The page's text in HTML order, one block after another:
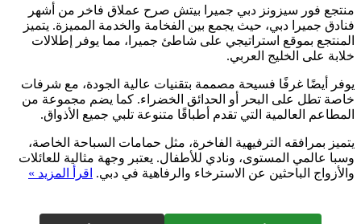
منتجع فور سيزونز دبي جميرا بيتش صرح عملاق فاخر من أشهر
فنادق جميرا دبي، حيث يجمع بين الفخامة والخدمة المميزة. يتميز
المنتجع بموقع استراتيجي على شاطئ جميرا، مما يوفر إطلالات
خلابة على الخليج العربي.
يوفر أيضًا غرفًا فسيحة مصممة بتقنيات عالية الجودة، مع شرفات
خاصة تطل على البحر أو الحدائق الخضراء. كما يضم مجموعة من
المطاعم العالمية التي تقدم أطباقًا متنوعة تلبي جميع الأذواق.
يتميز بمرافقه الترفيهية الفاخرة، مثل حمامات السباحة الخاصة،
وسبا عالمي المستوى، ونادي للأطفال. يعتبر وجهة مثالية للعائلات
والأزواج الباحثين عن الاسترخاء والرفاهية في دبي. اقرأ المزيد »